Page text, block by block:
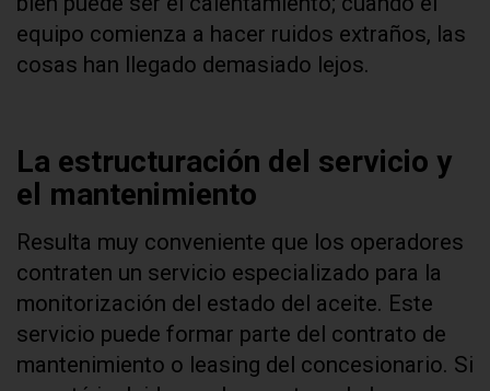
equipo comienza a hacer ruidos extraños, las
cosas han llegado demasiado lejos.
La estructuración del servicio y
el mantenimiento
Resulta muy conveniente que los operadores
contraten un servicio especializado para la
monitorización del estado del aceite. Este
servicio puede formar parte del contrato de
mantenimiento o leasing del concesionario. Si